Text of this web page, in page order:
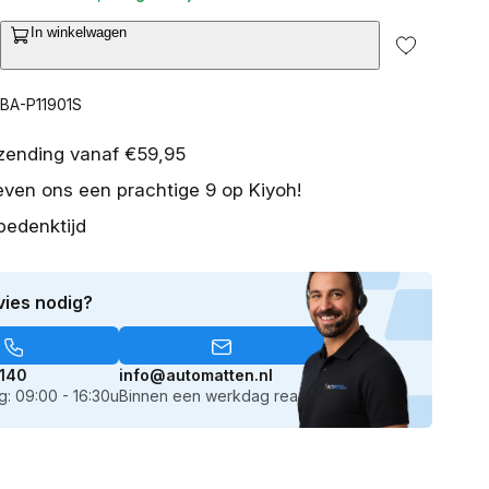
galerieweergave
In winkelwagen
P11901S
vanaf €59,95
ons een prachtige 9 op Kiyoh!
nodig?
09:00 - 16:30u
info@automatten.nl
Binnen een werkdag reactie